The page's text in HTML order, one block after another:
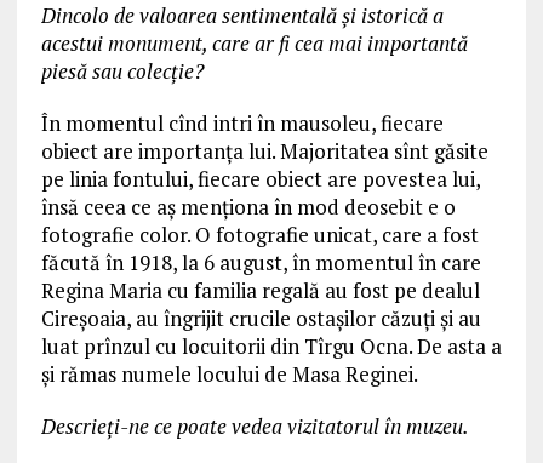
Dincolo de valoarea sentimentală și istorică a
acestui monument, care ar fi cea mai importantă
piesă sau colecție?
În momentul cînd intri în mausoleu, fiecare
obiect are importanța lui. Majoritatea sînt găsite
pe linia fontului, fiecare obiect are povestea lui,
însă ceea ce aș menționa în mod deosebit e o
fotografie color. O fotografie unicat, care a fost
făcută în 1918, la 6 august, în momentul în care
Regina Maria cu familia regală au fost pe dealul
Cireșoaia, au îngrijit crucile ostașilor căzuți și au
luat prînzul cu locuitorii din Tîrgu Ocna. De asta a
și rămas numele locului de Masa Reginei.
Descrieți-ne ce poate vedea vizitatorul în muzeu.